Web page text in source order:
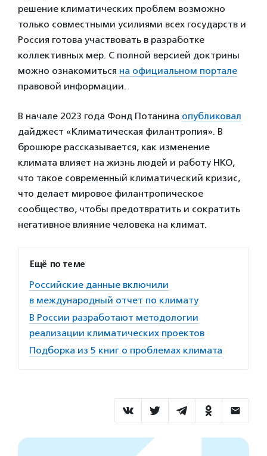
решение климатических проблем возможно
только совместными усилиями всех государств и
Россия готова участвовать в разработке
коллективных мер. С полной версией доктрины
можно ознакомиться на официальном портале
правовой информации.
В начале 2023 года Фонд Потанина опубликовал
дайджест «Климатическая филантропия». В
брошюре рассказывается, как изменение
климата влияет на жизнь людей и работу НКО,
что такое современный климатический кризис,
что делает мировое филантропическое
сообщество, чтобы предотвратить и сократить
негативное влияние человека на климат.
Ещё по теме
Российские данные включили
в международный отчет по климату
В России разработают методологии
реализации климатических проектов
Подборка из 5 книг о проблемах климата